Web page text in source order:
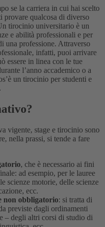
se la carriera in cui hai scelto
provare qualcosa di diverso
tirocinio universitario è un
e abilità professionali e per
una professione. Attraverso
infatti, puoi arrivare
essere in linea con le tue
l’anno accademico o a
un tirocinio per studenti e
vigente, stage e tirocinio sono
nella prassi, si tende a fare
, che è necessario ai fini
ad esempio, per le lauree
scienze motorie, delle scienze
ecc.
non obbligatorio: si tratta di
previste dagli ordinamenti
– degli altri corsi di studio di